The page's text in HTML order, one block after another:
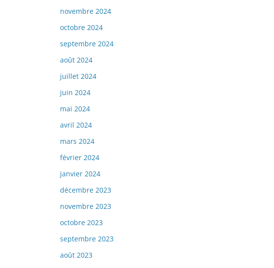
novembre 2024
octobre 2024
septembre 2024
août 2024
juillet 2024
juin 2024
mai 2024
avril 2024
mars 2024
février 2024
janvier 2024
décembre 2023
novembre 2023
octobre 2023
septembre 2023
août 2023